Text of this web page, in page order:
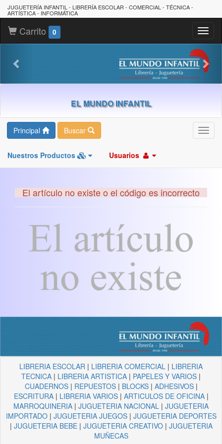
JUGUETERÍA INFANTIL - LIBRERÍA ESCOLAR - COMERCIAL - TÉCNICA -
ARTÍSTICA - INFORMÁTICA
Carrito 0
EL MUNDO INFANTIL
Principal Buscar
Nuestros Productos Usuarios
El artículo no existe o el código es incorrecto
LIBRERIA ESCOLAR | LIBRERIA COMERCIAL | LIBRERIA
TECNICA | LIBRERIA ARTISTICA | PAPELES Y VARIOS |
CUADERNOS| REPUESTOS| BLOCKS| ADHESIVOS|
ESCRITURA| LIBRERIA VARIOS| ARTICULOS DE OFICINA|
MARROQUINERIA | JUGUETERIA NACIONAL | JUGUETERIA
IMPORTADO| JUGUETERIA JUEGOS| JUGUETERIA DEPORTES
| JUGUETERIA BEBE| JUGUETERIA CREATIVO| JUGUETERIA
MUÑECAS